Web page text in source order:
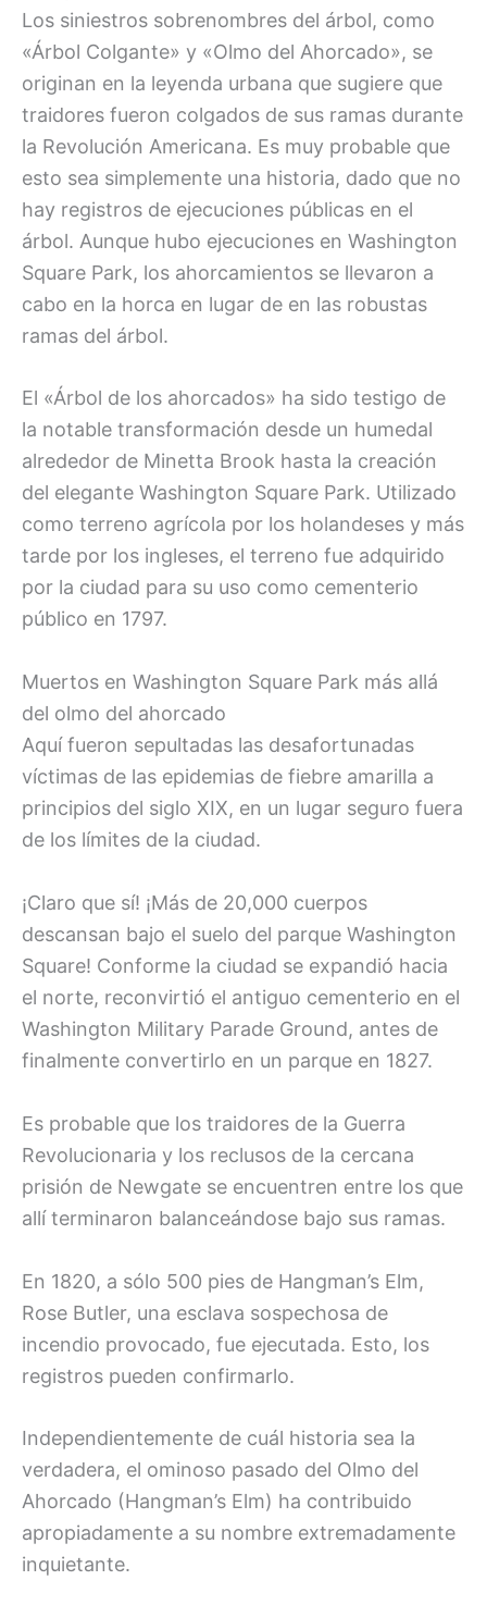
Los siniestros sobrenombres del árbol, como
«Árbol Colgante» y «Olmo del Ahorcado», se
originan en la leyenda urbana que sugiere que
traidores fueron colgados de sus ramas durante
la Revolución Americana. Es muy probable que
esto sea simplemente una historia, dado que no
hay registros de ejecuciones públicas en el
árbol. Aunque hubo ejecuciones en Washington
Square Park, los ahorcamientos se llevaron a
cabo en la horca en lugar de en las robustas
ramas del árbol.
El «Árbol de los ahorcados» ha sido testigo de
la notable transformación desde un humedal
alrededor de Minetta Brook hasta la creación
del elegante Washington Square Park. Utilizado
como terreno agrícola por los holandeses y más
tarde por los ingleses, el terreno fue adquirido
por la ciudad para su uso como cementerio
público en 1797.
Muertos en Washington Square Park más allá
del olmo del ahorcado
Aquí fueron sepultadas las desafortunadas
víctimas de las epidemias de fiebre amarilla a
principios del siglo XIX, en un lugar seguro fuera
de los límites de la ciudad.
¡Claro que sí! ¡Más de 20,000 cuerpos
descansan bajo el suelo del parque Washington
Square! Conforme la ciudad se expandió hacia
el norte, reconvirtió el antiguo cementerio en el
Washington Military Parade Ground, antes de
finalmente convertirlo en un parque en 1827.
Es probable que los traidores de la Guerra
Revolucionaria y los reclusos de la cercana
prisión de Newgate se encuentren entre los que
allí terminaron balanceándose bajo sus ramas.
En 1820, a sólo 500 pies de Hangman’s Elm,
Rose Butler, una esclava sospechosa de
incendio provocado, fue ejecutada. Esto, los
registros pueden confirmarlo.
Independientemente de cuál historia sea la
verdadera, el ominoso pasado del Olmo del
Ahorcado (Hangman’s Elm) ha contribuido
apropiadamente a su nombre extremadamente
inquietante.